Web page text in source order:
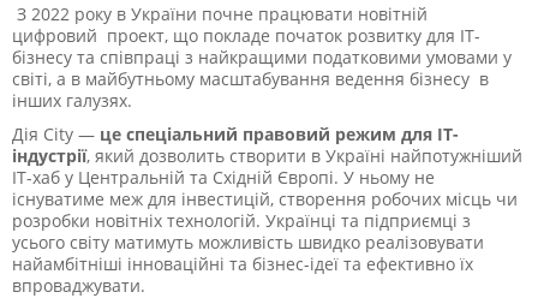
З 2022 року в України почне працювати новітній
цифровий проект, що покладе початок розвитку для ІТ-
бізнесу та співпраці з найкращими податковими умовами у
світі, а в майбутньому масштабування ведення бізнесу в
інших галузях.
Дія City — це спеціальний правовий режим для IT-
індустрії, який дозволить створити в Україні найпотужніший
IT-хаб у Центральній та Східній Європі. У ньому не
існуватиме меж для інвестицій, створення робочих місць чи
розробки новітніх технологій. Українці та підприємці з
усього світу матимуть можливість швидко реалізовувати
найамбітніші інноваційні та бізнес-ідеї та ефективно їх
впроваджувати.